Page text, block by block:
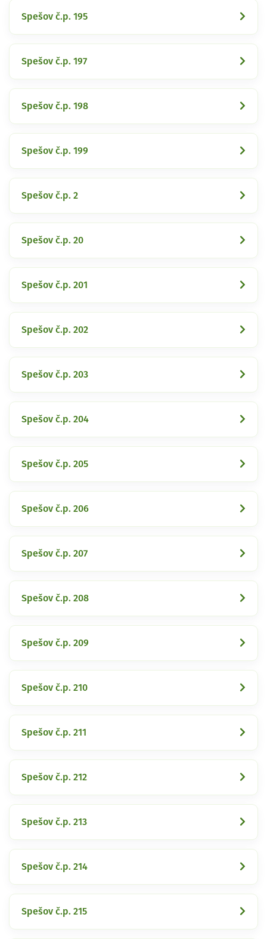
Spešov č.p. 195
Spešov č.p. 197
Spešov č.p. 198
Spešov č.p. 199
Spešov č.p. 2
Spešov č.p. 20
Spešov č.p. 201
Spešov č.p. 202
Spešov č.p. 203
Spešov č.p. 204
Spešov č.p. 205
Spešov č.p. 206
Spešov č.p. 207
Spešov č.p. 208
Spešov č.p. 209
Spešov č.p. 210
Spešov č.p. 211
Spešov č.p. 212
Spešov č.p. 213
Spešov č.p. 214
Spešov č.p. 215